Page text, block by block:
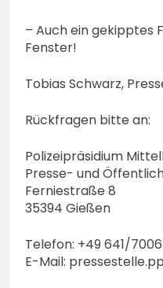
– Auch ein gekipptes
Fenster!
Tobias Schwarz,
Rückfragen bitte an:
Polizeipräsidium
Presse- und
Ferniestraße 8
35394 Gießen
Telefon: +49 641/
E-Mail: